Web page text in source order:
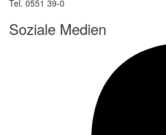
Tel. 0551 39-0
Soziale Medien